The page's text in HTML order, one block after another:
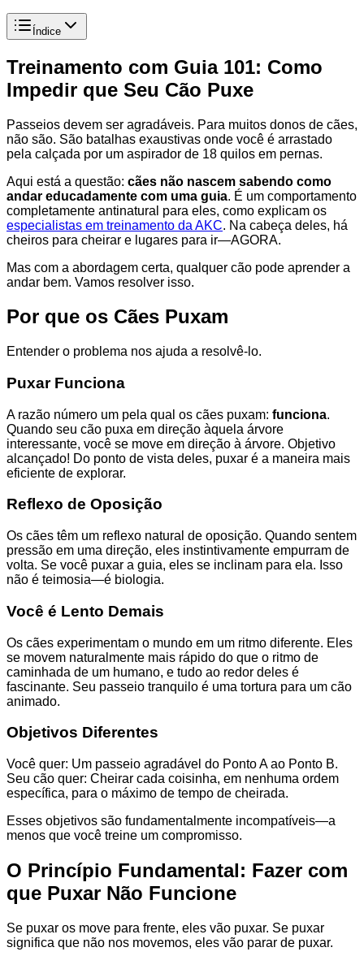
Índice
Treinamento com Guia 101: Como
Impedir que Seu Cão Puxe
Passeios devem ser agradáveis. Para muitos donos de cães,
não são. São batalhas exaustivas onde você é arrastado
pela calçada por um aspirador de 18 quilos em pernas.
Aqui está a questão: cães não nascem sabendo como
andar educadamente com uma guia. É um comportamento
completamente antinatural para eles, como explicam os
especialistas em treinamento da AKC. Na cabeça deles, há
cheiros para cheirar e lugares para ir—AGORA.
Mas com a abordagem certa, qualquer cão pode aprender a
andar bem. Vamos resolver isso.
Por que os Cães Puxam
Entender o problema nos ajuda a resolvê-lo.
Puxar Funciona
A razão número um pela qual os cães puxam: funciona.
Quando seu cão puxa em direção àquela árvore
interessante, você se move em direção à árvore. Objetivo
alcançado! Do ponto de vista deles, puxar é a maneira mais
eficiente de explorar.
Reflexo de Oposição
Os cães têm um reflexo natural de oposição. Quando sentem
pressão em uma direção, eles instintivamente empurram de
volta. Se você puxar a guia, eles se inclinam para ela. Isso
não é teimosia—é biologia.
Você é Lento Demais
Os cães experimentam o mundo em um ritmo diferente. Eles
se movem naturalmente mais rápido do que o ritmo de
caminhada de um humano, e tudo ao redor deles é
fascinante. Seu passeio tranquilo é uma tortura para um cão
animado.
Objetivos Diferentes
Você quer: Um passeio agradável do Ponto A ao Ponto B.
Seu cão quer: Cheirar cada coisinha, em nenhuma ordem
específica, para o máximo de tempo de cheirada.
Esses objetivos são fundamentalmente incompatíveis—a
menos que você treine um compromisso.
O Princípio Fundamental: Fazer com
que Puxar Não Funcione
Se puxar os move para frente, eles vão puxar. Se puxar
significa que não nos movemos, eles vão parar de puxar.